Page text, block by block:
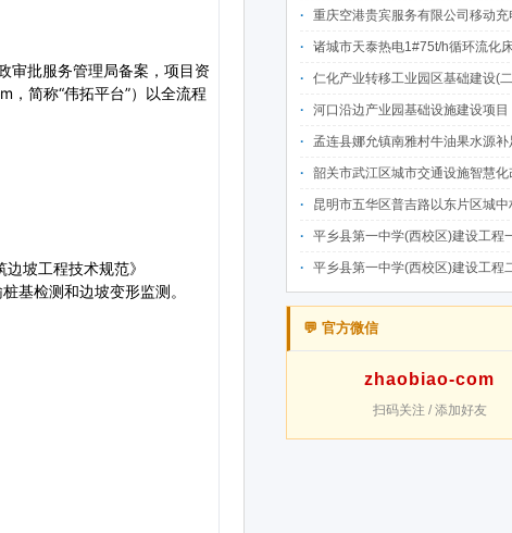
重庆空港贵宾服务有限公司移动充电宝点位资源公开
诸城市天泰热电1#75t/h循环流化床锅炉及配套设施升级改造项目（设计施工一体
仁化产业转移工业园区基础建设(二期)一韶关仁化产业园区工业二路道路及桥梁(西侧扩园段)建设
河口沿边产业园基础设施建设项目（二期）设计施工总承包（EPC）(三次
孟连县娜允镇南雅村牛油果水源补足提质增效建设项目
韶关市武江区城市交通设施智慧化改造提升项目-基础建设工程（一期）A标段施
昆明市五华区普吉路以东片区城中村改造项目（一期）A7、A-4-2地块安置房项目供配电设计施工一体化
平乡县第一中学(西校区)建设工程一标段施工
平乡县第一中学(西校区)建设工程二标段施工
💬 官方微信
zhaobiao-com
扫码关注 / 添加好友